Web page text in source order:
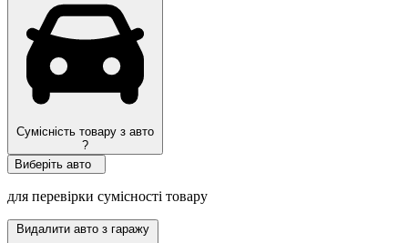
Сумісність товару з авто
?
Виберіть авто
для перевірки сумісності товару
Видалити авто з гаражу